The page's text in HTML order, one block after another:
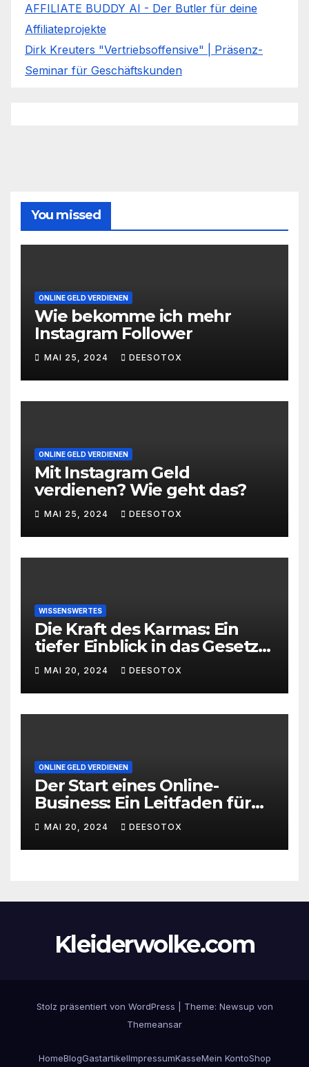
AFFILIATE BUDDY AI - Der Butler für deine
Affiliateprojekte
Dirk Kreuters "Vertriebsoffensive" | Präsenz-
Seminar für Geschäftskunden
You missed
ONLINE GELD VERDIENEN
Wie bekomme ich mehr
Instagram Follower
MAI 25, 2024 DEESOTOX
ONLINE GELD VERDIENEN
Mit Instagram Geld
verdienen? Wie geht das?
MAI 25, 2024 DEESOTOX
WISSENSWERTES
Die Kraft des Karmas: Ein
tiefer Einblick in das Gesetz
von Ursache und Wirkung
MAI 20, 2024 DEESOTOX
ONLINE GELD VERDIENEN
Der Start eines Online-
Business: Ein Leitfaden für
den erfolgreichen Einstieg
MAI 20, 2024 DEESOTOX
Kleiderwolke.com
Stolz präsentiert von WordPress Theme: Newsup von
Themeansar
HomeBlogGastartikelImpressumKasseMein KontoShop